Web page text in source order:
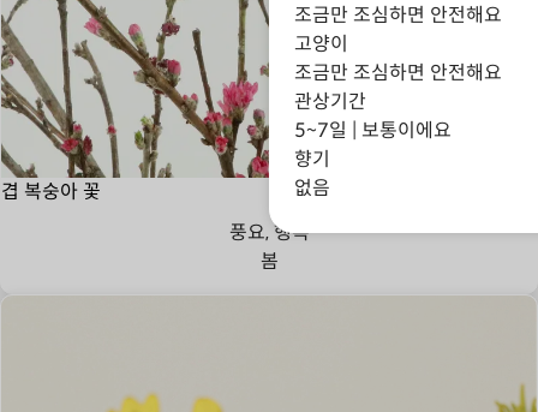
겹 복숭아 꽃
풍요, 행복
봄
당신을
조금만 조심하면 안전해요
고양이
조금만 조심하면 안전해요
관상기간
5~7일 | 보통이에요
향기
없음